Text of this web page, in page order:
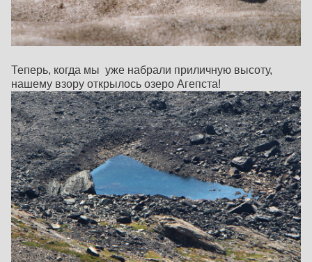
Теперь, когда мы уже набрали приличную высоту,
нашему взору открылось озеро Агепста!